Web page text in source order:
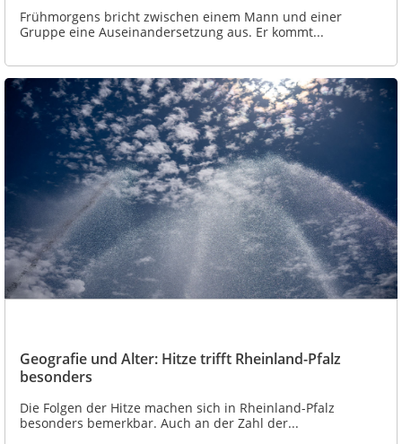
Frühmorgens bricht zwischen einem Mann und einer
Gruppe eine Auseinandersetzung aus. Er kommt...
Geografie und Alter: Hitze trifft Rheinland-Pfalz
besonders
Die Folgen der Hitze machen sich in Rheinland-Pfalz
besonders bemerkbar. Auch an der Zahl der...